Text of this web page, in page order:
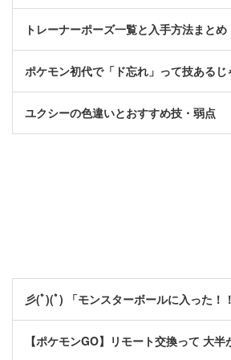
トレーナーポーズ一覧と入手方法まとめ
ポケモン初代で「ド忘れ」って技あるじ
ユクシーの色違いとおすすめ技・弱点
彡(ﾟ)(ﾟ) 「モンスターボールに入った
【ポケモンGO】リモート交換って 大